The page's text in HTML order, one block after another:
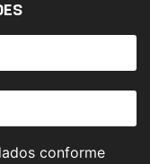
conforme